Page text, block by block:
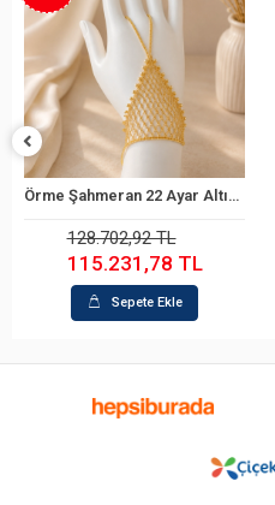
Sepete Ekle
Örme Şahmeran 22 Ayar Altın Bileklik
128.702,92 TL
115.231,78 TL
Sepete Ekle